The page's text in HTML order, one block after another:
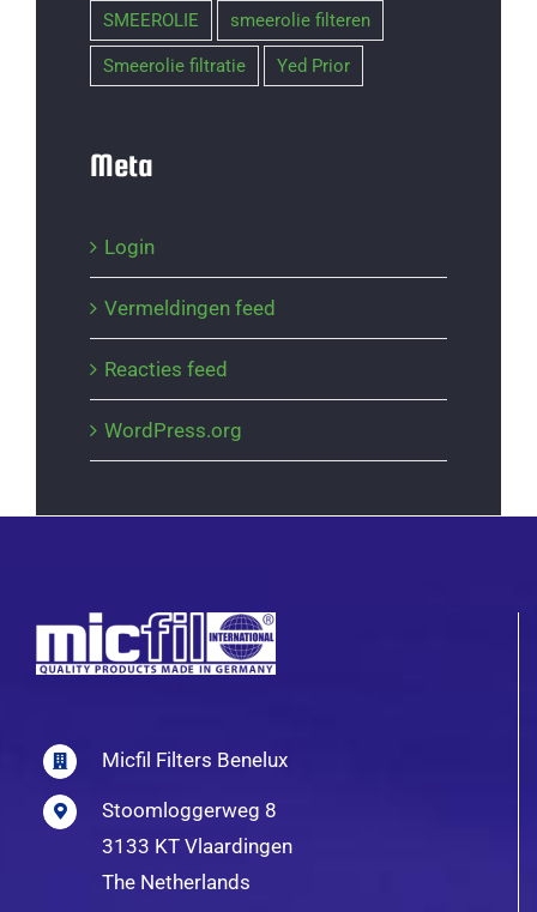
SMEEROLIE smeerolie filteren
Smeerolie filtratie Yed Prior
Meta
Login
Vermeldingen feed
Reacties feed
WordPress.org
Micfil Filters Benelux
Stoomloggerweg 8
3133 KT Vlaardingen
The Netherlands